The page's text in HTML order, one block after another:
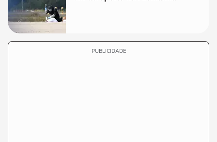
PUBLICIDADE